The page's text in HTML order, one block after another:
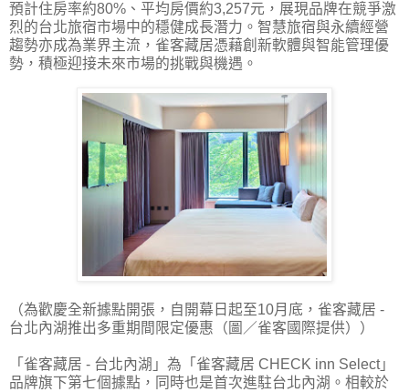
預計住房率約80%、平均房價約3,257元，展現品牌在競爭激
烈的台北旅宿市場中的穩健成長潛力。智慧旅宿與永續經營
趨勢亦成為業界主流，雀客藏居憑藉創新軟體與智能管理優
勢，積極迎接未來市場的挑戰與機遇。
（為歡慶全新據點開張，自開幕日起至10月底，雀客藏居 -
台北內湖推出多重期間限定優惠（圖／雀客國際提供））
「雀客藏居 - 台北內湖」為「雀客藏居 CHECK inn Select」
品牌旗下第七個據點，同時也是首次進駐台北內湖。相較於